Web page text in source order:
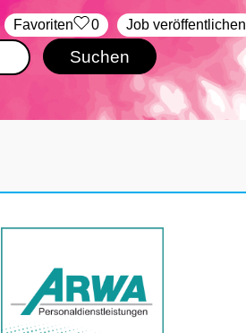
Job veröffentlichen
‏Favoriten 0